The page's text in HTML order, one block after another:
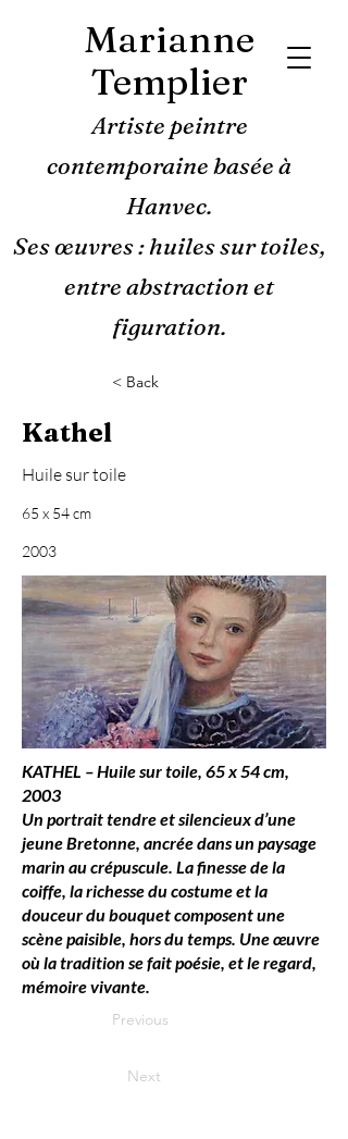
Marianne
Templier
Artiste peintre
contemporaine basée à
Hanvec.
Ses œuvres : huiles sur toiles,
entre abstraction et
figuration.
< Back
Kathel
Huile sur toile
65 x 54 cm
2003
KATHEL – Huile sur toile, 65 x 54 cm,
2003
Un portrait tendre et silencieux d’une
jeune Bretonne, ancrée dans un paysage
marin au crépuscule. La finesse de la
coiffe, la richesse du costume et la
douceur du bouquet composent une
scène paisible, hors du temps. Une œuvre
où la tradition se fait poésie, et le regard,
mémoire vivante.
Previous
Next